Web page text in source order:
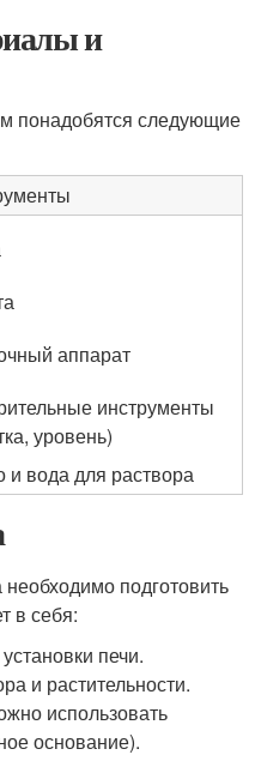
и
понадобятся следующие
аппарат
инструменты
уровень)
и вода для раствора
подготовить
в себя:
печи.
и растительности.
использовать
основание).